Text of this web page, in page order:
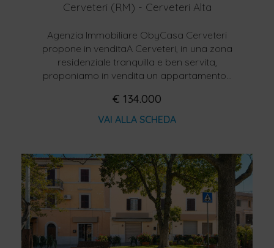
Cerveteri (RM) - Cerveteri Alta
Agenzia Immobiliare ObyCasa Cerveteri
propone in venditaA Cerveteri, in una zona
residenziale tranquilla e ben servita,
proponiamo in vendita un appartamento...
€ 134.000
VAI ALLA SCHEDA